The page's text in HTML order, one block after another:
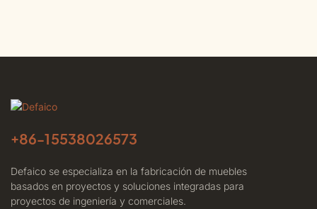
+86-15538026573
Defaico se especializa en la fabricación de muebles
basados ​​en proyectos y soluciones integradas para
proyectos de ingeniería y comerciales.